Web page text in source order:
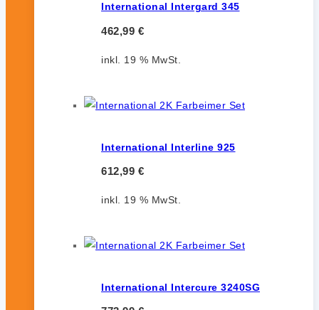
International Intergard 345
462,99 €
inkl. 19 % MwSt.
International Interline 925
612,99 €
inkl. 19 % MwSt.
International Intercure 3240SG